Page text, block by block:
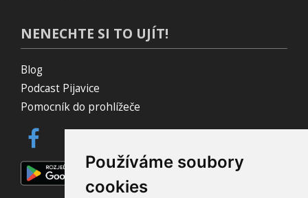
Používáme soubory
cookies
NENECHTE SI TO UJÍT!
Blog
Podcast Pijavice
Pomocník do prohlížeče